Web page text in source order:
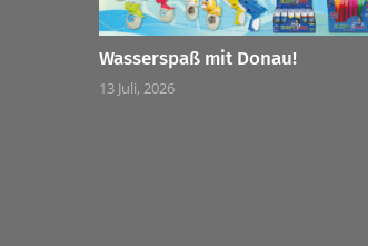
Wasserspaß mit Donau!
13 Juli, 2026